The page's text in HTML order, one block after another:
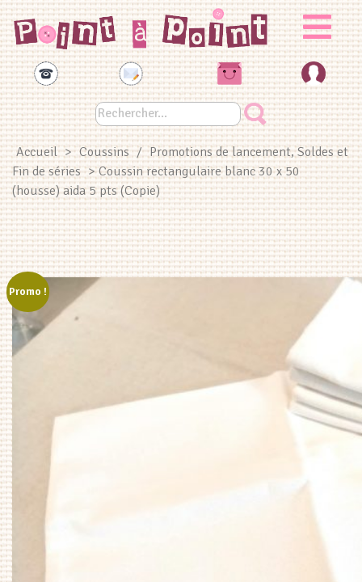
Accueil > Coussins / Promotions de lancement, Soldes et
Fin de séries > Coussin rectangulaire blanc 30 x 50
(housse) aida 5 pts (Copie)
Promo !
Panneau de gestion des cookies